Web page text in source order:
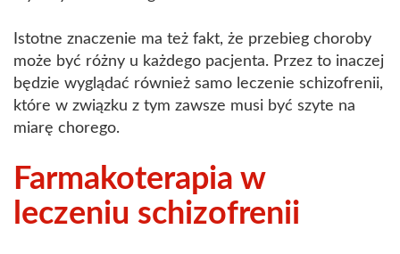
Istotne znaczenie ma też fakt, że przebieg choroby
może być różny u każdego pacjenta. Przez to inaczej
będzie wyglądać również samo leczenie schizofrenii,
które w związku z tym zawsze musi być szyte na
miarę chorego.
Farmakoterapia w
leczeniu schizofrenii